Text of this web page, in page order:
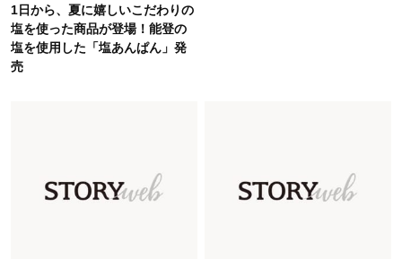
Fashion 2026.7.9
スタイリストが本気で推す！40代がほどよく華
1日から、夏に嬉しいこだわりの
塩を使った商品が登場！能登の
塩を使用した「塩あんぱん」発
売